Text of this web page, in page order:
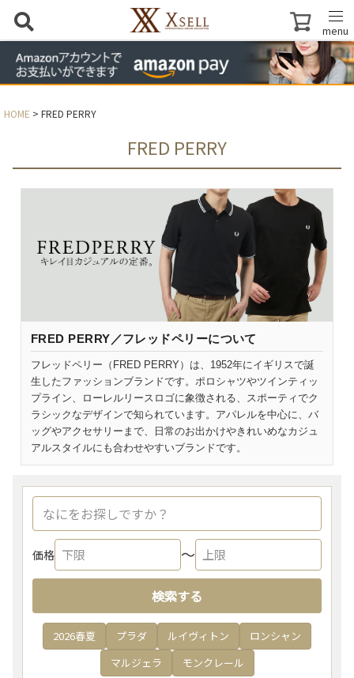
menu
HOME FRED PERRY
FRED PERRY
FRED PERRY／フレッドペリーについて
フレッドペリー（FRED PERRY）は、1952年にイギリスで誕
生したファッションブランドです。ポロシャツやツインティッ
プライン、ローレルリースロゴに象徴される、スポーティでク
ラシックなデザインで知られています。アパレルを中心に、バ
ッグやアクセサリーまで、日常のお出かけやきれいめなカジュ
アルスタイルにも合わせやすいブランドです。
価格 〜
検索する
2026春夏 プラダ ルイヴィトン
ロンシャン
マルジェラ
モンクレール